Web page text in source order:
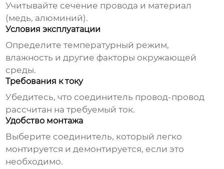
Учитывайте сечение провода и материал
(медь, алюминий).
Условия эксплуатации
Определите температурный режим,
влажность и другие факторы окружающей
среды.
Требования к току
Убедитесь, что соединитель провод-провод
рассчитан на требуемый ток.
Удобство монтажа
Выберите соединитель, который легко
монтируется и демонтируется, если это
необходимо.